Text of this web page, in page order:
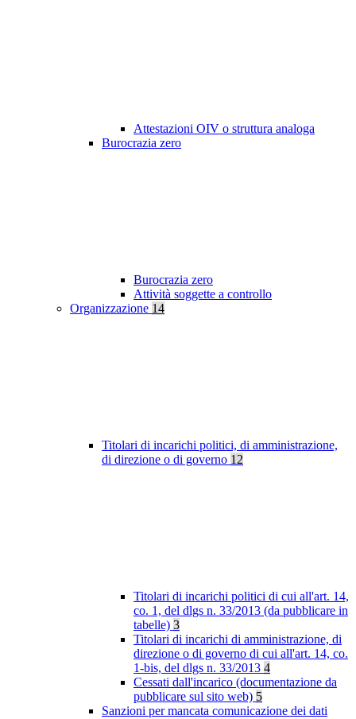
Attestazioni OIV o struttura analoga
Burocrazia zero
Burocrazia zero
Attività soggette a controllo
Organizzazione 14
Titolari di incarichi politici, di amministrazione,
di direzione o di governo 12
Titolari di incarichi politici di cui all'art. 14,
co. 1, del dlgs n. 33/2013 (da pubblicare in
tabelle) 3
Titolari di incarichi di amministrazione, di
direzione o di governo di cui all'art. 14, co.
1-bis, del dlgs n. 33/2013 4
Cessati dall'incarico (documentazione da
pubblicare sul sito web) 5
Sanzioni per mancata comunicazione dei dati